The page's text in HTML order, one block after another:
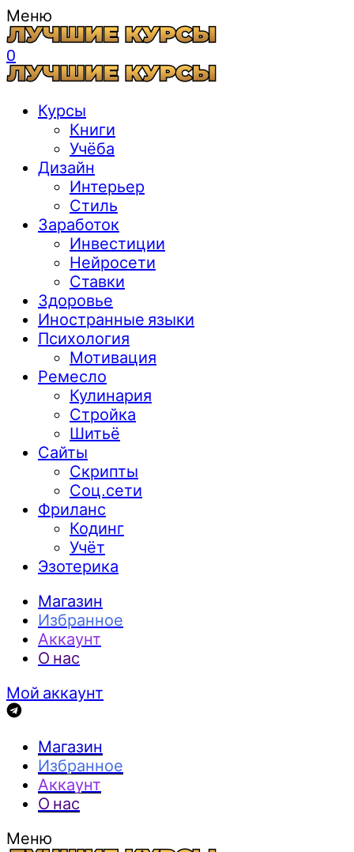
Меню
0
Курсы
Книги
Учёба
Дизайн
Интерьер
Стиль
Заработок
Инвестиции
Нейросети
Ставки
Здоровье
Иностранные языки
Психология
Мотивация
Ремесло
Кулинария
Стройка
Шитьё
Сайты
Скрипты
Соц.сети
Фриланс
Кодинг
Учёт
Эзотерика
Магазин
Избранное
Аккаунт
О нас
Мой аккаунт
Магазин
Избранное
Аккаунт
О нас
Меню